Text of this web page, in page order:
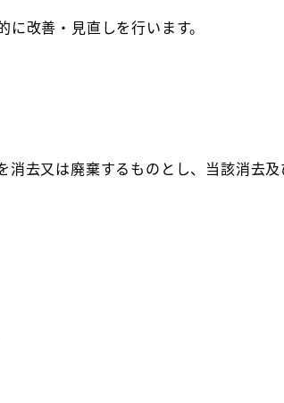
改善・見直しを行います。
去又は廃棄するものとし、当該消去